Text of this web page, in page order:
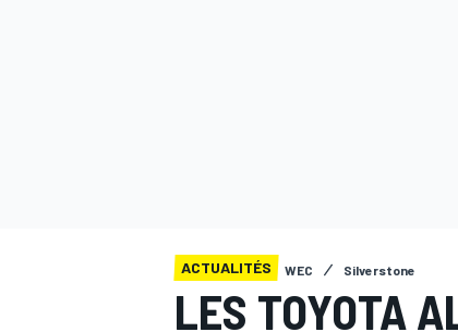
ACTUALITÉS WEC Silverstone
LES TOYOTA